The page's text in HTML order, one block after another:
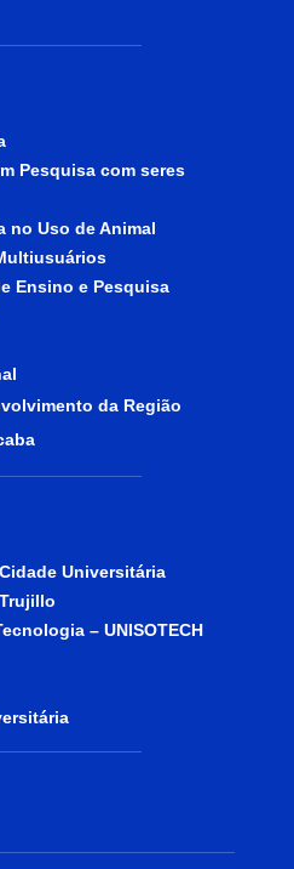
Pesquisa com seres
no Uso de Animal
Ensino e Pesquisa
da Região
Universitária
– UNISOTECH